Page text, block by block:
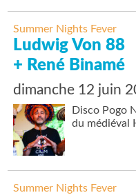
Summer Nights Fever
Ludwig Von 88
+ René Binamé
dimanche 12 juin
Disco Pogo
du médiéval
Summer Nights Fever